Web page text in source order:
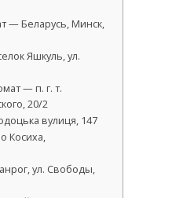
— Беларусь, Минск,
Яшкуль, ул.
— п. г. т.
20/2
вулиця, 147
Косиха,
ул. Свободы,